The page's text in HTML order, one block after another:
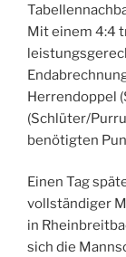
Mit einem 4:4
Herrendoppel
(Schlüter/
benötigten
Einen Tag
vollständiger
in
sich die